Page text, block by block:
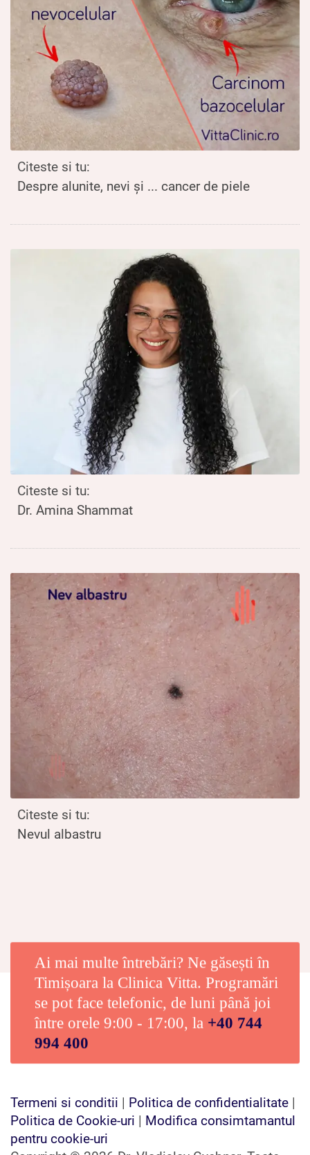
Citeste si tu:
Despre alunite, nevi și ... cancer de piele
Citeste si tu:
Dr. Amina Shammat
Citeste si tu:
Nevul albastru
Ai mai multe întrebări? Ne găsești în
Timișoara la Clinica Vitta. Programări
se pot face telefonic, de luni până joi
între orele 9:00 - 17:00, la +40 744
994 400
Termeni si conditii | Politica de confidentialitate |
Politica de Cookie-uri | Modifica consimtamantul
pentru cookie-uri